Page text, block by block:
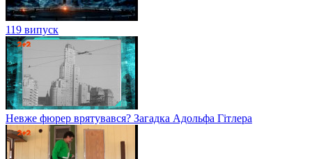
119 випуск
Невже фюрер врятувався? Загадка Адольфа Гітлера